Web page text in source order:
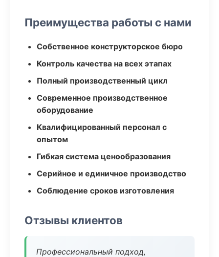
Преимущества работы с нами
Собственное конструкторское бюро
Контроль качества на всех этапах
Полный производственный цикл
Современное производственное
оборудование
Квалифицированный персонал с
опытом
Гибкая система ценообразования
Серийное и единичное производство
Соблюдение сроков изготовления
Отзывы клиентов
Профессиональный подход,